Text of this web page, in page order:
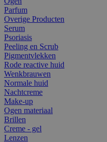
Parfum
Overige Producten
Serum
Psoriasis
Peeling en Scrub
Pigmentvlekken
Rode reactive huid
Wenkbrauwen
Normale huid
Nachtcreme
Make-up
Ogen materiaal
Brillen
Creme - gel
Lenzen